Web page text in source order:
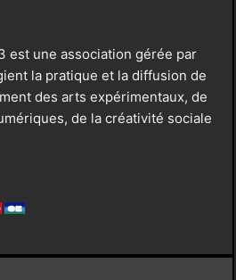
est une association gérée par
la pratique et la diffusion de
des arts expérimentaux, de
de la créativité sociale